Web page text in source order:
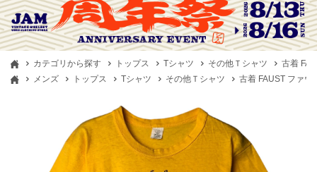
カテゴリから探す トップス Tシャツ その他Ｔシャツ
古着
メンズ
トップス Tシャツ その他Ｔシャツ 古着 FAUST ファ